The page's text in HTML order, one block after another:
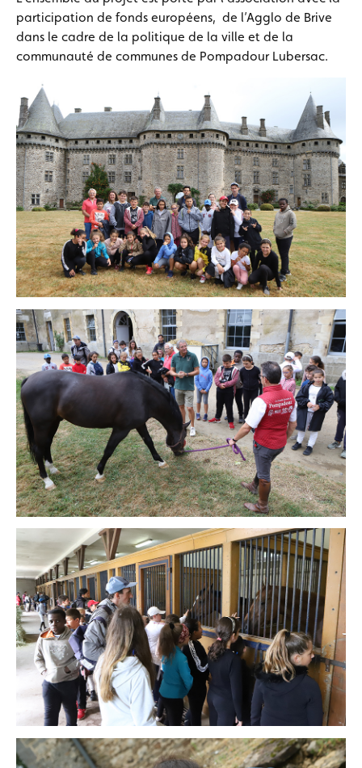
participation de fonds européens, de l’Agglo de Brive
dans le cadre de la politique de la ville et de la
communauté de communes de Pompadour Lubersac.